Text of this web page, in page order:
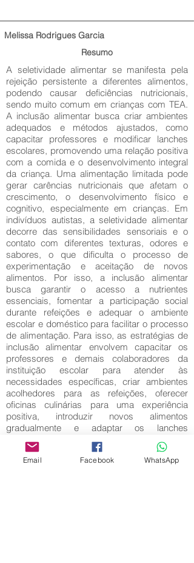
Melissa Rodrigues Garcia
Resumo
A seletividade alimentar se manifesta pela
rejeição persistente a diferentes alimentos,
podendo causar deficiências nutricionais,
sendo muito comum em crianças com TEA.
A inclusão alimentar busca criar ambientes
adequados e métodos ajustados, como
capacitar professores e modificar lanches
escolares, promovendo uma relação positiva
com a comida e o desenvolvimento integral
da criança. Uma alimentação limitada pode
gerar carências nutricionais que afetam o
crescimento, o desenvolvimento físico e
cognitivo, especialmente em crianças. Em
indivíduos autistas, a seletividade alimentar
decorre das sensibilidades sensoriais e o
contato com diferentes texturas, odores e
sabores, o que dificulta o processo de
experimentação e aceitação de novos
alimentos. Por isso, a inclusão alimentar
busca garantir o acesso a nutrientes
essenciais, fomentar a participação social
durante refeições e adequar o ambiente
escolar e doméstico para facilitar o processo
de alimentação. Para isso, as estratégias de
inclusão alimentar envolvem capacitar os
professores e demais colaboradores da
instituição escolar para atender às
necessidades específicas, criar ambientes
acolhedores para as refeições, oferecer
oficinas culinárias para uma experiência
positiva, introduzir novos alimentos
gradualmente e adaptar os lanches
escolares às necessidades nutricionais e
sensoriais. Também é importante fornecer
suporte e formação para as famílias,
Email Facebook WhatsApp